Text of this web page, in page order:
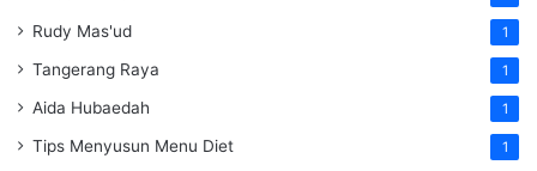
Rudy Mas'ud 1
Tangerang Raya 1
Aida Hubaedah 1
Tips Menyusun Menu Diet 1